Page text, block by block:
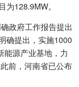
128.9MW。
政府工作报告提出
确提出，实施1000
能源产业基地，力
前，河南省已公布